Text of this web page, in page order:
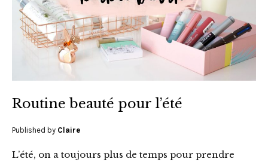
Routine beauté pour l’été
Published by Claire
L’été, on a toujours plus de temps pour prendre